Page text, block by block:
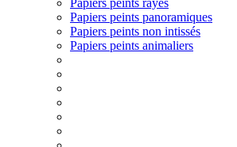
Papiers peints rayés
Papiers peints panoramiques
Papiers peints non intissés
Papiers peints animaliers